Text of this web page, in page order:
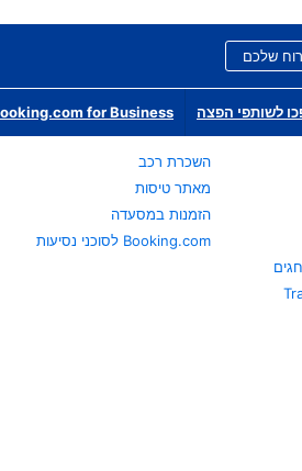
שלכם
לשותפי הפצה for Business
השכרת רכב
מאתר טיסות
הזמנות במסעדה
Booking.com לסוכני נסיעות